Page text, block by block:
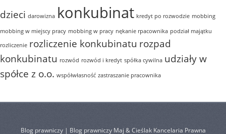
dzieci darowizna konkubinat kredyt po rozwodzie mobbing
mobbing w miejscy pracy mobbing w pracy nękanie rpacownika podział majątku
rozliczenie rozliczenie konkubinatu rozpad
konkubinatu rozwód rozwód i kredyt spółka cywilna udziały w
spółce z o.o. współwłasność zastraszanie pracownika
Blog prawniczy | Blog prawniczy Maj & Cieślak Kancelaria Prawna